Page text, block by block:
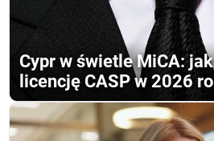
Cypr w świetle MiCA:
licencję CASP w 2026